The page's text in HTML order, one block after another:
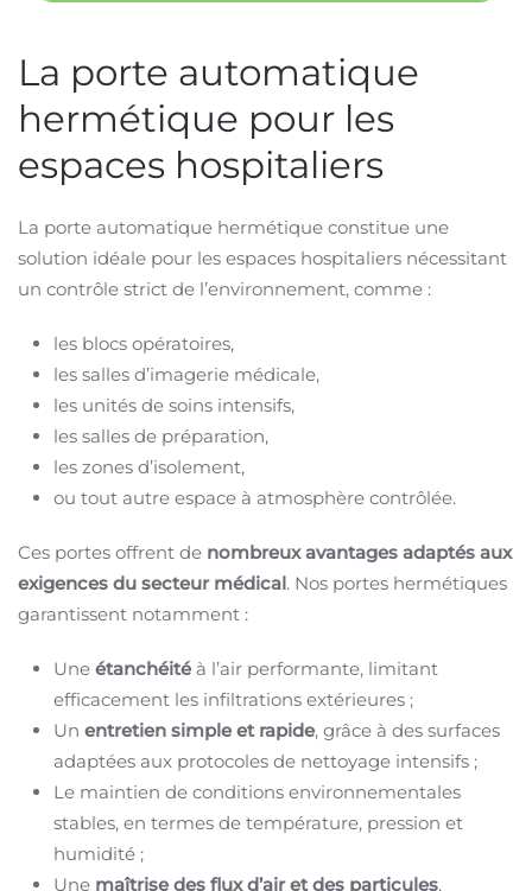
La porte automatique
hermétique pour les
espaces hospitaliers
La porte automatique hermétique constitue une
solution idéale pour les espaces hospitaliers nécessitant
un contrôle strict de l’environnement, comme :
les blocs opératoires,
les salles d’imagerie médicale,
les unités de soins intensifs,
les salles de préparation,
les zones d’isolement,
ou tout autre espace à atmosphère contrôlée.
Ces portes offrent de nombreux avantages adaptés aux
exigences du secteur médical. Nos portes hermétiques
garantissent notamment :
Une étanchéité à l’air performante, limitant
efficacement les infiltrations extérieures ;
Un entretien simple et rapide, grâce à des surfaces
adaptées aux protocoles de nettoyage intensifs ;
Le maintien de conditions environnementales
stables, en termes de température, pression et
humidité ;
Une maîtrise des flux d’air et des particules,